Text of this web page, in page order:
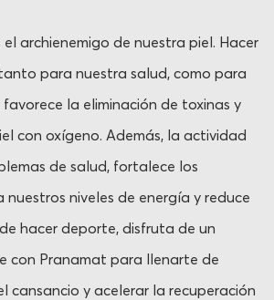
el archienemigo de nuestra piel. Hacer
para nuestra salud, como para
la eliminación de toxinas y
con oxígeno. Además, la actividad
de salud, fortalece los
nuestros niveles de energía y reduce
hacer deporte, disfruta de un
con Pranamat para llenarte de
cansancio y acelerar la recuperación